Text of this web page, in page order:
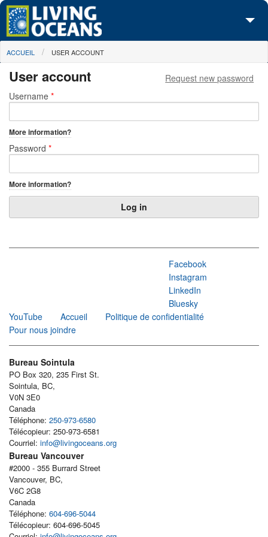
Skip to main content
À propos de nous
Nos campagnes
Les Cartes
You are here
ACCUEIL USER ACCOUNT
User account
Primary tabs
Request new password
Username *
More information?
Password *
More information?
Facebook
Instagram
LinkedIn
Bluesky
YouTube
Accueil
Politique de confidentialité
Pour nous joindre
Bureau Sointula
PO Box 320, 235 First St.
Sointula, BC,
V0N 3E0
Canada
Téléphone: 250-973-6580
Télécopieur: 250-973-6581
Courriel: info@livingoceans.org
Bureau Vancouver
#2000 - 355 Burrard Street
Vancouver, BC,
V6C 2G8
Canada
Téléphone: 604-696-5044
Télécopieur: 604-696-5045